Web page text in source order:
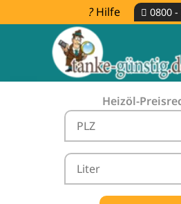
Hilfe 0800 -
Heizöl-
Heizölpreise Bad
vergleichen & günstig